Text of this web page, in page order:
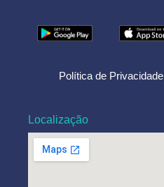
Política de Privacidade
Localização